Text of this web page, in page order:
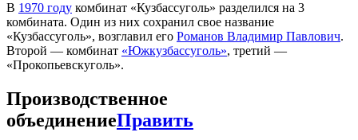
В 1970 году комбинат «Кузбассуголь» разделился на 3
комбината. Один из них сохранил свое название
«Кузбассуголь», возглавил его Романов Владимир Павлович.
Второй — комбинат «Южкузбассуголь», третий —
«Прокопьевскуголь».
Производственное
объединениеПравить